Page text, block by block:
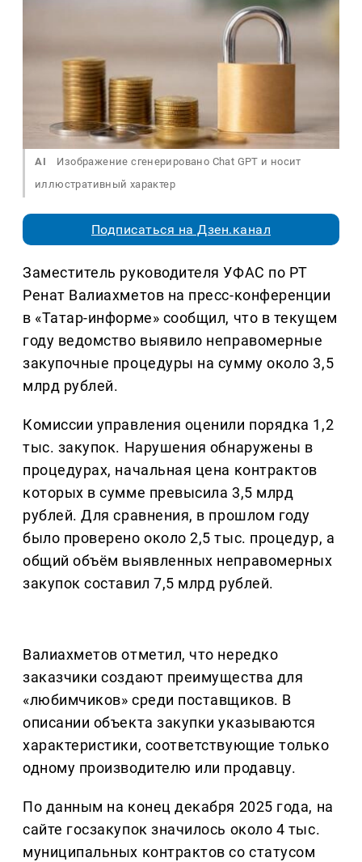
AI
Изображение сгенерировано Chat GPT и носит
иллюстративный характер
Подписаться на Дзен.канал
Заместитель руководителя УФАС по РТ
Ренат Валиахметов на пресс-конференции
в «Татар-информе» сообщил, что в текущем
году ведомство выявило неправомерные
закупочные процедуры на сумму около 3,5
млрд рублей.
Комиссии управления оценили порядка 1,2
тыс. закупок. Нарушения обнаружены в
процедурах, начальная цена контрактов
которых в сумме превысила 3,5 млрд
рублей. Для сравнения, в прошлом году
было проверено около 2,5 тыс. процедур, а
общий объём выявленных неправомерных
закупок составил 7,5 млрд рублей.
Валиахметов отметил, что нередко
заказчики создают преимущества для
«любимчиков» среди поставщиков. В
описании объекта закупки указываются
характеристики, соответствующие только
одному производителю или продавцу.
По данным на конец декабря 2025 года, на
сайте госзакупок значилось около 4 тыс.
муниципальных контрактов со статусом